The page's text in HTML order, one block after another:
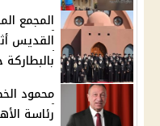
المجمع
القديس
بالبطاركة
محمود
رئاسة